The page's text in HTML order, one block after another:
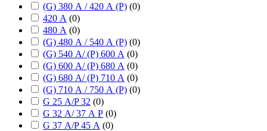
(G) 380 А / 420 А (P) (0)
420 А (0)
480 А (0)
(G) 480 А / 540 А (P) (0)
(G) 540 А/ (P) 600 А (0)
(G) 600 А/ (P) 680 А (0)
(G) 680 А/ (P) 710 А (0)
(G) 710 А / 750 А (P) (0)
G 25 А/P 32 (0)
G 32 А/ 37 А P (0)
G 37 А/P 45 А (0)